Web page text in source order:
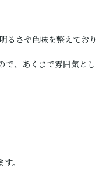
るさや色味を整えており
で、あくまで雰囲気とし
。